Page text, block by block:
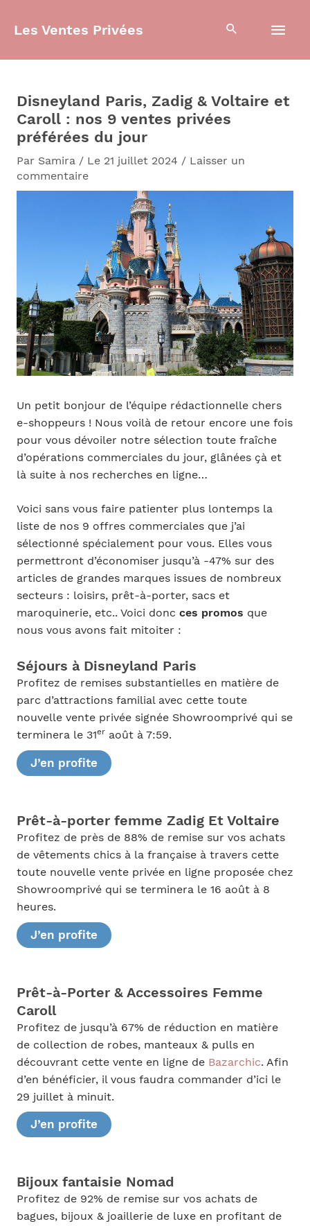
Les Ventes Privées
Disneyland Paris, Zadig & Voltaire et
Caroll : nos 9 ventes privées
préférées du jour
Par Samira / Le 21 juillet 2024 / Laisser un
commentaire
Un petit bonjour de l’équipe rédactionnelle chers
e-shoppeurs ! Nous voilà de retour encore une fois
pour vous dévoiler notre sélection toute fraîche
d’opérations commerciales du jour, glânées çà et
là suite à nos recherches en ligne…
Voici sans vous faire patienter plus lontemps la
liste de nos 9 offres commerciales que j’ai
sélectionné spécialement pour vous. Elles vous
permettront d’économiser jusqu’à -47% sur des
articles de grandes marques issues de nombreux
secteurs : loisirs, prêt-à-porter, sacs et
maroquinerie, etc.. Voici donc ces promos que
nous vous avons fait mitoiter :
Séjours à Disneyland Paris
Profitez de remises substantielles en matière de
parc d’attractions familial avec cette toute
nouvelle vente privée signée Showroomprivé qui se
terminera le 31eraoût à 7:59.
J’en profite
Prêt-à-porter femme Zadig Et Voltaire
Profitez de près de 88% de remise sur vos achats
de vêtements chics à la française à travers cette
toute nouvelle vente privée en ligne proposée chez
Showroomprivé qui se terminera le 16 août à 8
heures.
J’en profite
Prêt-à-Porter & Accessoires Femme
Caroll
Profitez de jusqu’à 67% de réduction en matière
de collection de robes, manteaux & pulls en
découvrant cette vente en ligne de Bazarchic. Afin
d’en bénéficier, il vous faudra commander d’ici le
29 juillet à minuit.
J’en profite
Bijoux fantaisie Nomad
Profitez de 92% de remise sur vos achats de
bagues, bijoux & joaillerie de luxe en profitant de